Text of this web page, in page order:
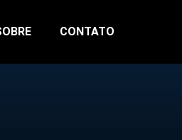
CONTATO